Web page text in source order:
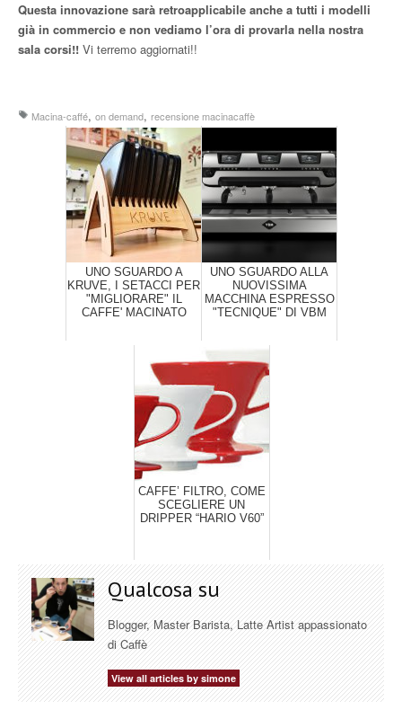
Questa innovazione sarà retroapplicabile anche a tutti i modelli
già in commercio e non vediamo l’ora di provarla nella nostra
sala corsi!! Vi terremo aggiornati!!
Macina-caffé, on demand, recensione macinacaffè
UNO SGUARDO A
KRUVE, I SETACCI PER
"MIGLIORARE" IL
CAFFE' MACINATO
UNO SGUARDO ALLA
NUOVISSIMA
MACCHINA ESPRESSO
"TECNIQUE" DI VBM
CAFFE’ FILTRO, COME
SCEGLIERE UN
DRIPPER “HARIO V60”
Qualcosa su
Blogger, Master Barista, Latte Artist appassionato
di Caffè
View all articles by simone